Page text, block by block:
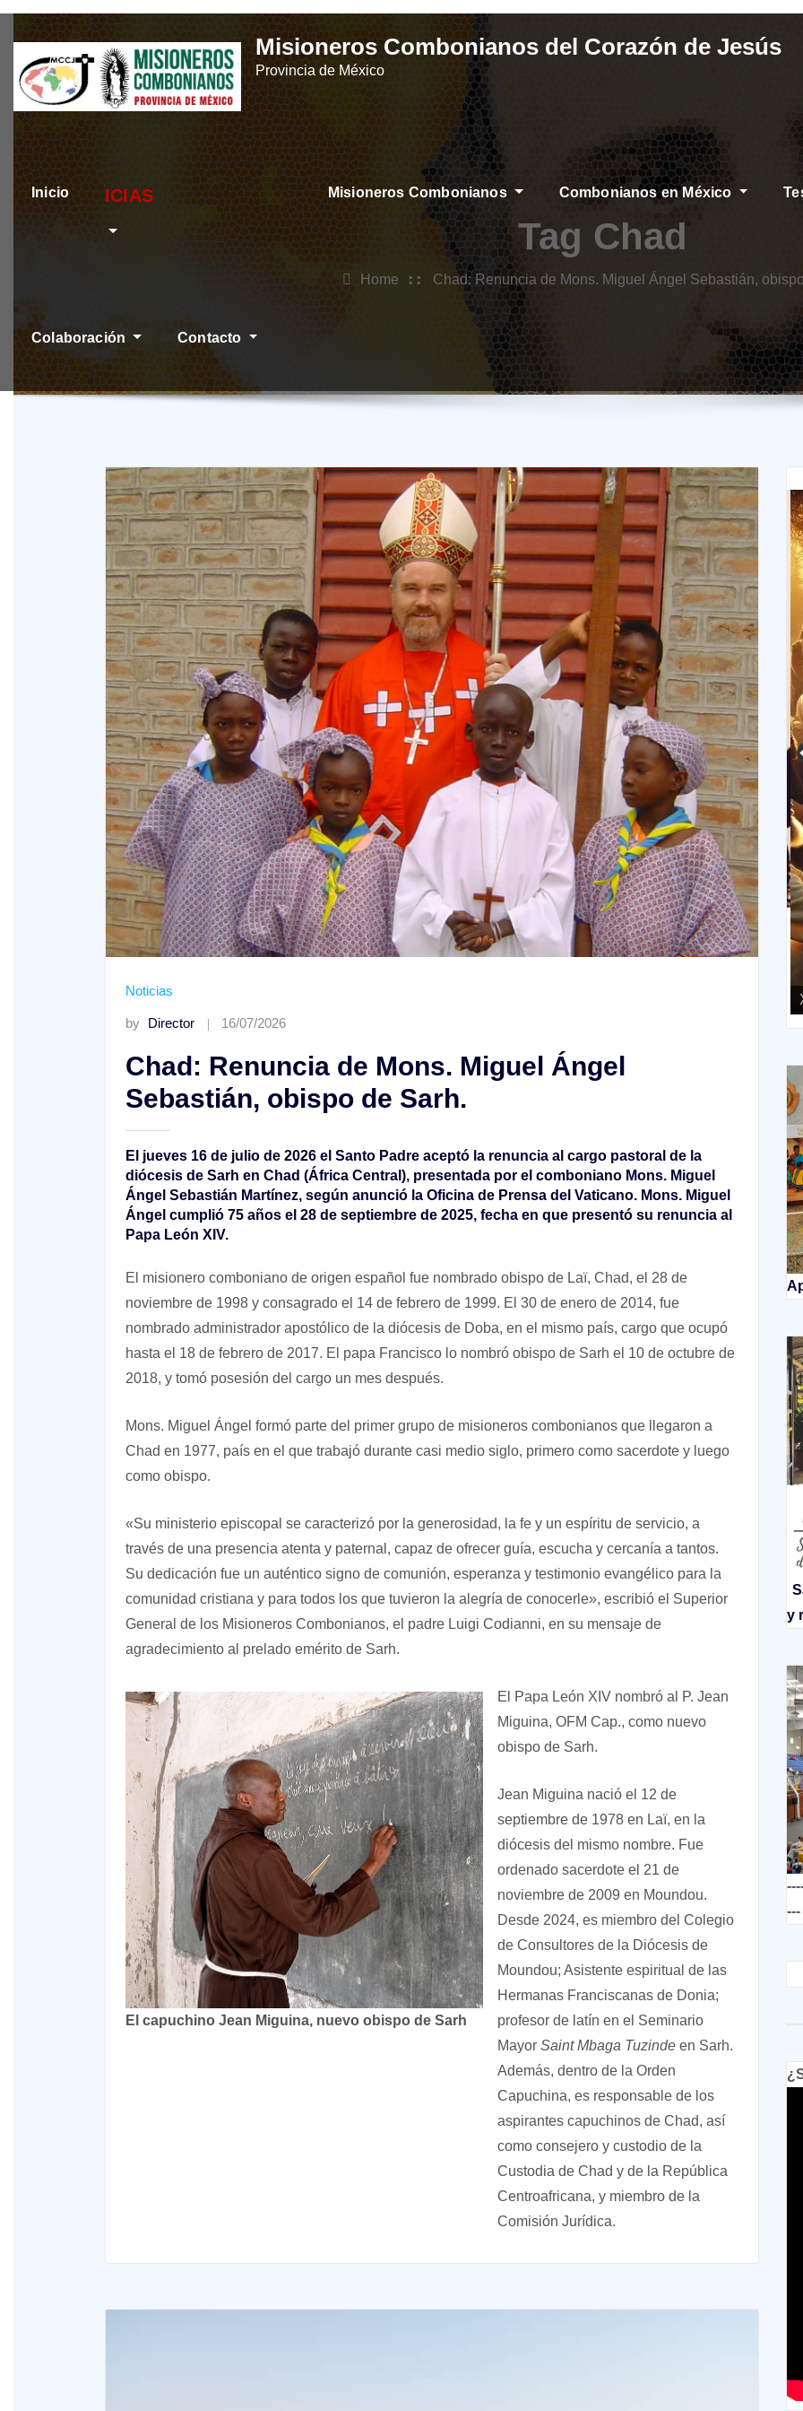
Skip
content
Misioneros Combonianos del Corazón de Jesús
Provincia de México
Inicio ÚLTIMAS NOTICIASMisioneros Combonianos Combonianos en México
Colaboración Contacto
Tag Chad
Home Chad: Renuncia de Mons. Miguel Ángel Sebastián,
Noticias
by Director 16/07/2026
Chad: Renuncia de Mons. Miguel Ángel
Sebastián, obispo de Sarh.
El jueves 16 de julio de 2026 el Santo Padre aceptó la renuncia al cargo pastoral de la
diócesis de Sarh en Chad (África Central), presentada por el comboniano Mons. Miguel
Ángel Sebastián Martínez, según anunció la Oficina de Prensa del Vaticano. Mons. Miguel
Ángel cumplió 75 años el 28 de septiembre de 2025, fecha en que presentó su renuncia al
Papa León XIV.
El misionero comboniano de origen español fue nombrado obispo de Laï, Chad, el 28 de
noviembre de 1998 y consagrado el 14 de febrero de 1999. El 30 de enero de 2014, fue
nombrado administrador apostólico de la diócesis de Doba, en el mismo país, cargo que ocupó
hasta el 18 de febrero de 2017. El papa Francisco lo nombró obispo de Sarh el 10 de octubre de
2018, y tomó posesión del cargo un mes después.
Mons. Miguel Ángel formó parte del primer grupo de misioneros combonianos que llegaron a
Chad en 1977, país en el que trabajó durante casi medio siglo, primero como sacerdote y luego
como obispo.
«Su ministerio episcopal se caracterizó por la generosidad, la fe y un espíritu de servicio, a
través de una presencia atenta y paternal, capaz de ofrecer guía, escucha y cercanía a tantos.
Su dedicación fue un auténtico signo de comunión, esperanza y testimonio evangélico para la
comunidad cristiana y para todos los que tuvieron la alegría de conocerle», escribió el Superior
General de los Misioneros Combonianos, el padre Luigi Codianni, en su mensaje de
agradecimiento al prelado emérito de Sarh.
El capuchino Jean Miguina, nuevo obispo de Sarh
El Papa León XIV nombró al P. Jean
Miguina, OFM Cap., como nuevo
obispo de Sarh.
Jean Miguina nació el 12 de
septiembre de 1978 en Laï, en la
diócesis del mismo nombre. Fue
ordenado sacerdote el 21 de
noviembre de 2009 en Moundou.
Desde 2024, es miembro del Colegio
de Consultores de la Diócesis de
Moundou; Asistente espiritual de las
Hermanas Franciscanas de Donia;
profesor de latín en el Seminario
Mayor Saint Mbaga Tuzinde en Sarh.
Además, dentro de la Orden
Capuchina, es responsable de los
aspirantes capuchinos de Chad, así
como consejero y custodio de la
Custodia de Chad y de la República
Centroafricana, y miembro de la
Comisión Jurídica.
XIV Domingo ordinario. Año A
XIII Domingo ordinario. Año A
y
---